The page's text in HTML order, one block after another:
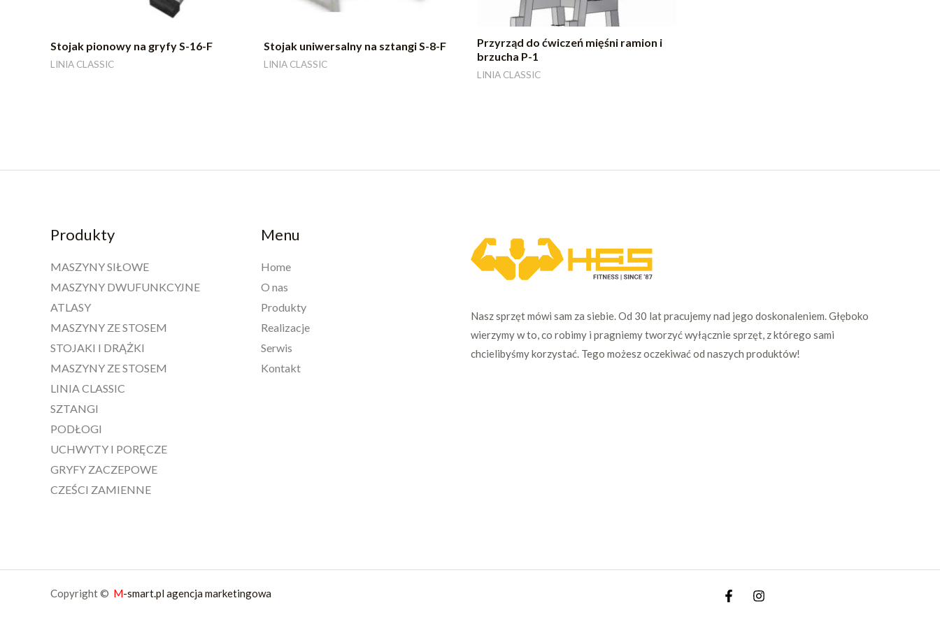
Stojak pionowy na gryfy S-16-F
LINIA CLASSIC
Stojak uniwersalny na sztangi S-8-F
LINIA CLASSIC
Przyrząd do ćwiczeń mięśni ramion i
brzucha P-1
LINIA CLASSIC
Produkty
MASZYNY SIŁOWE
MASZYNY DWUFUNKCYJNE
ATLASY
MASZYNY ZE STOSEM
STOJAKI I DRĄŻKI
MASZYNY ZE STOSEM
LINIA CLASSIC
SZTANGI
PODŁOGI
UCHWYTY I PORĘCZE
GRYFY ZACZEPOWE
CZEŚCI ZAMIENNE
Menu
Home
O nas
Produkty
Realizacje
Serwis
Kontakt
Nasz sprzęt mówi sam za siebie. Od 30 lat pracujemy nad jego doskonaleniem. Głęboko
wierzymy w to, co robimy i pragniemy tworzyć wyłącznie sprzęt, z którego sami
chcielibyśmy korzystać. Tego możesz oczekiwać od naszych produktów!
Copyright © M-smart.pl agencja marketingowa